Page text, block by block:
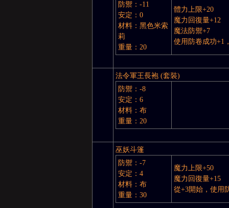
防禦：-11
安定：0
材料：黑色米索
莉
重量：20
體力上限+20
魔力回復量+12
魔法防禦+7
使用防卷成功+1
法令軍王長袍 (套裝)
防禦：-8
安定：6
材料：布
重量：20
巫妖斗篷
防禦：-7
安定：4
材料：布
重量：30
魔力上限+50
魔力回復量+15
從+3開始，使用